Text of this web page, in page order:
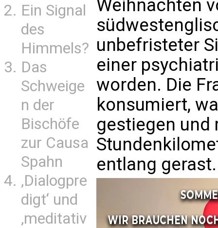
Ein Signal
des
Himmels?
Das
Schweige
n der
Bischöfe
zur Causa
Spahn
‚Dialogpre
digt‘ und
‚meditativ
Weihnachten
unbefristeter
einer
worden. Die
konsumiert,
gestiegen und
entlang gerast.